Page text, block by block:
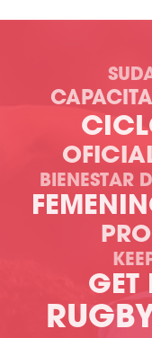
BIENESTAR
GET